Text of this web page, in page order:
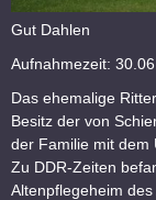
Gut Dahlen
Aufnahmezeit:
Das ehemalige
Besitz der von
der Familie mit dem
Zu DDR-Zeiten
Altenpflegeheim